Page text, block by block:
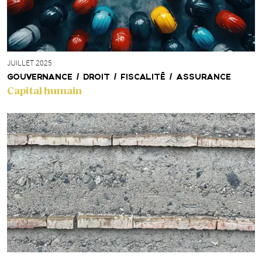
JUILLET 2025
GOUVERNANCE / DROIT / FISCALITÉ / ASSURANCE
Capital humain